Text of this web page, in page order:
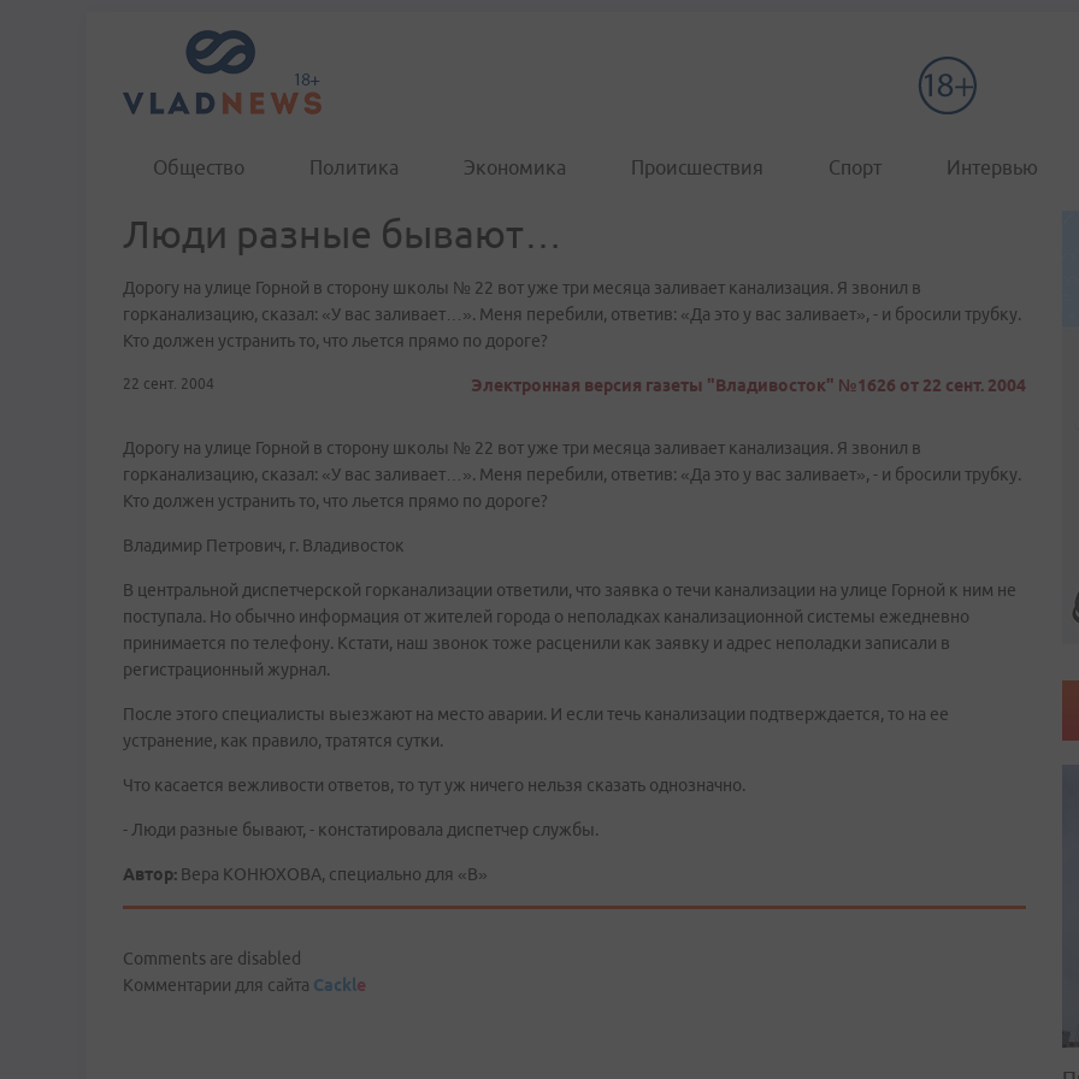
Общество Политика Экономика Происшествия Спорт Интервью
Люди разные бывают…
Дорогу на улице Горной в сторону школы № 22 вот уже три месяца заливает канализация. Я звонил в
горканализацию, сказал: «У вас заливает…». Меня перебили, ответив: «Да это у вас заливает», - и бросили трубку.
Кто должен устранить то, что льется прямо по дороге?
22 сент. 2004 Электронная версия газеты "Владивосток" №1626 от 22 сент. 2004
Дорогу на улице Горной в сторону школы № 22 вот уже три месяца заливает канализация. Я звонил в
горканализацию, сказал: «У вас заливает…». Меня перебили, ответив: «Да это у вас заливает», - и бросили трубку.
Кто должен устранить то, что льется прямо по дороге?
Владимир Петрович, г. Владивосток
В центральной диспетчерской горканализации ответили, что заявка о течи канализации на улице Горной к ним не
поступала. Но обычно информация от жителей города о неполадках канализационной системы ежедневно
принимается по телефону. Кстати, наш звонок тоже расценили как заявку и адрес неполадки записали в
регистрационный журнал.
После этого специалисты выезжают на место аварии. И если течь канализации подтверждается, то на ее
устранение, как правило, тратятся сутки.
Что касается вежливости ответов, то тут уж ничего нельзя сказать однозначно.
- Люди разные бывают, - констатировала диспетчер службы.
Автор: Вера КОНЮХОВА, специально для «В»
Comments are disabled
Комментарии для сайта Cackle